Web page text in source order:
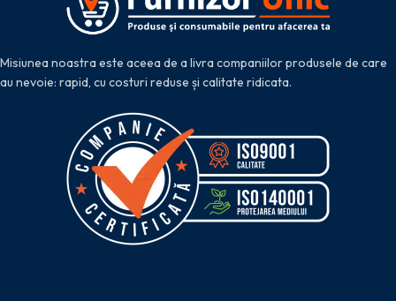
Misiunea noastra este aceea de a livra companiilor produsele de care
au nevoie: rapid, cu costuri reduse și calitate ridicata.